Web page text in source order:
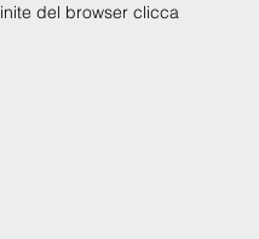
del browser clicca